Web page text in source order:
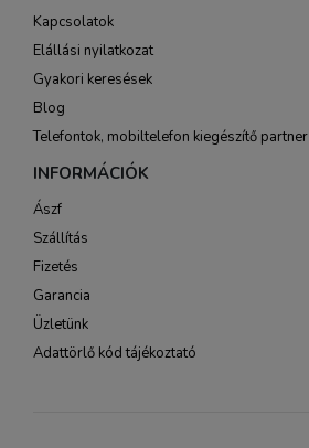
Kapcsolatok
Elállási nyilatkozat
Gyakori keresések
Blog
Telefontok, mobiltelefon kiegészítő partner
INFORMÁCIÓK
Ászf
Szállítás
Fizetés
Garancia
Üzletünk
Adattörlő kód tájékoztató